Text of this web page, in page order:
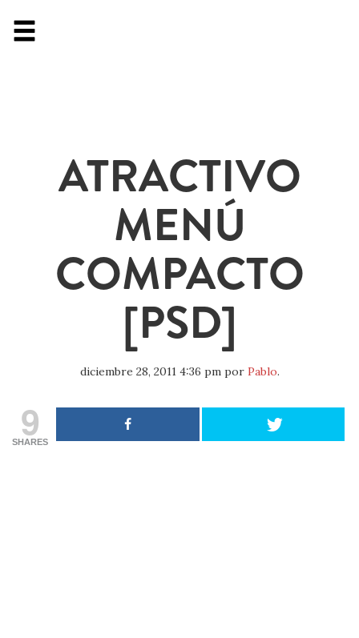
ATRACTIVO
MENÚ
COMPACTO
[PSD]
diciembre 28, 2011 4:36 pmpor Pablo.
9
SHARES